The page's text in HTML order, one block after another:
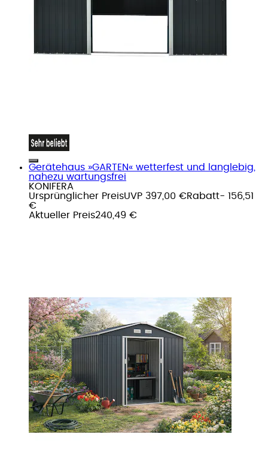
Gerätehaus »GARTEN« wetterfest und langlebig,
nahezu wartungsfrei
KONIFERA
Ursprünglicher PreisUVP 397,00 €Rabatt- 156,51
€
Aktueller Preis240,49 €